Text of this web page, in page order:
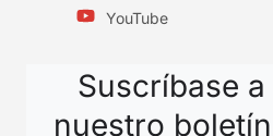
YouTube
Suscríbase a
nuestro boletín